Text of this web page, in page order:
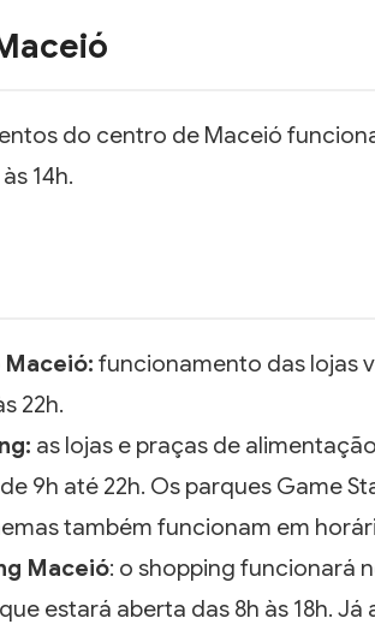
do centro de Maceió
14h.
Maceió: funcionamento das lojas
22h.
as lojas e praças de
9h até 22h. Os parques Game
também funcionam em
Maceió: o shopping funcionará
estará aberta das 8h às 18h. Já